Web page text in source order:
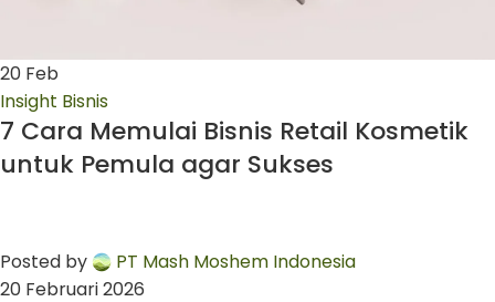
20 Feb
Insight Bisnis
7 Cara Memulai Bisnis Retail Kosmetik
untuk Pemula agar Sukses
Posted by
PT Mash Moshem Indonesia
20 Februari 2026